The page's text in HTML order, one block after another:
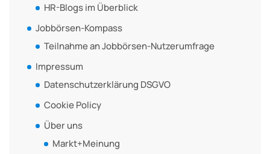
HR-Blogs im Überblick
Jobbörsen-Kompass
Teilnahme an Jobbörsen-Nutzerumfrage
Impressum
Datenschutzerklärung DSGVO
Cookie Policy
Über uns
Markt+Meinung